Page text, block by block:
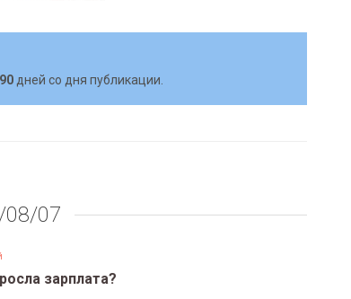
90 дней со дня публикации.
08/07
зарплата?